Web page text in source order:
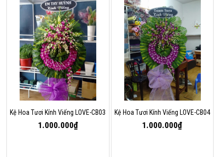
Kệ Hoa Tươi Kính Viếng LOVE-CB03
1.000.000₫
Kệ Hoa Tươi Kính Viếng LOVE-CB04
1.000.000₫